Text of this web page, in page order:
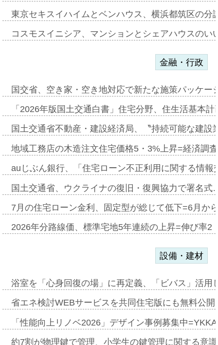
東京セキスイハイムとベンハウス、横浜都筑区の
コスモスイニシア、マンションとシェアハウスの
金融・行政
国交省、空き家・空き地対応で新たな施策パッケ
「2026年版国土交通白書」住宅分野、住生活基本
国土交通省不動産・建設経済局、〝持続可能な建
地域工務店の木造注文住宅価格5・3%上昇=経済調
auじぶん銀行、「住宅ローン不正利用に関する情
国土交通省、ウクライナの復旧・復興協力で署名
7月の住宅ローン金利、固定型が総じて低下=6月か
2026年分路線価、標準宅地5年連続の上昇=伸び率
設備・建材
浴室を「心身回復の場」に再定義、「ビバス」活
省エネ検討WEBサービスを共同住宅版にも無料公
「性能向上リノベ2026」デザイン事例募集中
約7割が物理鍵で管理、小学生の鍵管理に関する意